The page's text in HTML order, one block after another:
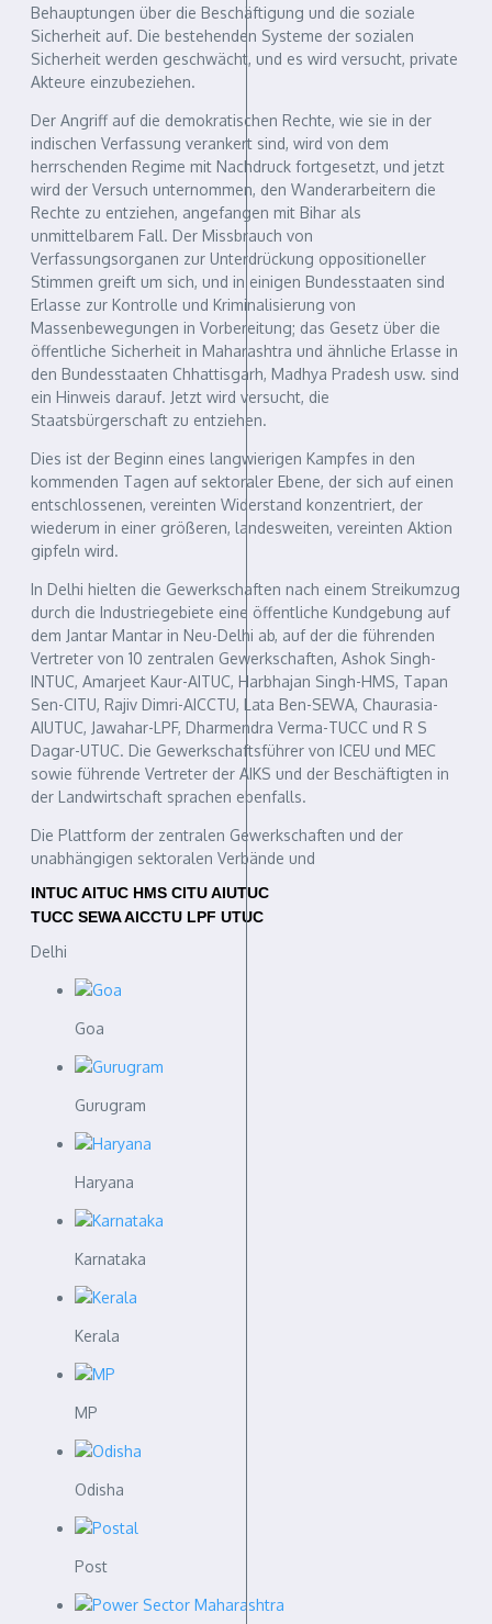
Behauptungen über die Beschäftigung und die soziale
Sicherheit auf. Die bestehenden Systeme der sozialen
Sicherheit werden geschwächt, und es wird versucht, private
Akteure einzubeziehen.
Der Angriff auf die demokratischen Rechte, wie sie in der
indischen Verfassung verankert sind, wird von dem
herrschenden Regime mit Nachdruck fortgesetzt, und jetzt
wird der Versuch unternommen, den Wanderarbeitern die
Rechte zu entziehen, angefangen mit Bihar als
unmittelbarem Fall. Der Missbrauch von
Verfassungsorganen zur Unterdrückung oppositioneller
Stimmen greift um sich, und in einigen Bundesstaaten sind
Erlasse zur Kontrolle und Kriminalisierung von
Massenbewegungen in Vorbereitung; das Gesetz über die
öffentliche Sicherheit in Maharashtra und ähnliche Erlasse in
den Bundesstaaten Chhattisgarh, Madhya Pradesh usw. sind
ein Hinweis darauf. Jetzt wird versucht, die
Staatsbürgerschaft zu entziehen.
Dies ist der Beginn eines langwierigen Kampfes in den
kommenden Tagen auf sektoraler Ebene, der sich auf einen
entschlossenen, vereinten Widerstand konzentriert, der
wiederum in einer größeren, landesweiten, vereinten Aktion
gipfeln wird.
In Delhi hielten die Gewerkschaften nach einem Streikumzug
durch die Industriegebiete eine öffentliche Kundgebung auf
dem Jantar Mantar in Neu-Delhi ab, auf der die führenden
Vertreter von 10 zentralen Gewerkschaften, Ashok Singh-
INTUC, Amarjeet Kaur-AITUC, Harbhajan Singh-HMS, Tapan
Sen-CITU, Rajiv Dimri-AICCTU, Lata Ben-SEWA, Chaurasia-
AIUTUC, Jawahar-LPF, Dharmendra Verma-TUCC und R S
Dagar-UTUC. Die Gewerkschaftsführer von ICEU und MEC
sowie führende Vertreter der AIKS und der Beschäftigten in
der Landwirtschaft sprachen ebenfalls.
Die Plattform der zentralen Gewerkschaften und der
unabhängigen sektoralen Verbände und
INTUC AITUC HMS CITU AIUTUC
TUCC SEWA AICCTU LPF UTUC
Delhi
Goa
Gurugram
Haryana
Karnataka
Kerala
MP
Odisha
Post